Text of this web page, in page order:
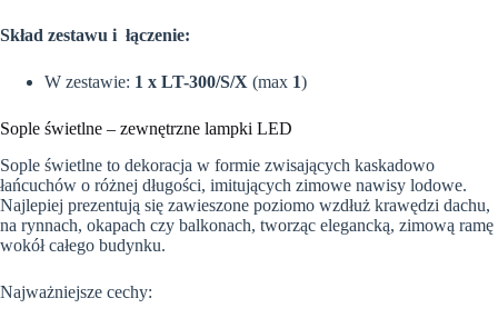
Skład zestawu i łączenie:
W zestawie: 1 x LT-300/S/X (max 1)
Sople świetlne – zewnętrzne lampki LED
Sople świetlne to dekoracja w formie zwisających kaskadowo
łańcuchów o różnej długości, imitujących zimowe nawisy lodowe.
Najlepiej prezentują się zawieszone poziomo wzdłuż krawędzi dachu,
na rynnach, okapach czy balkonach, tworząc elegancką, zimową ramę
wokół całego budynku.
Najważniejsze cechy: